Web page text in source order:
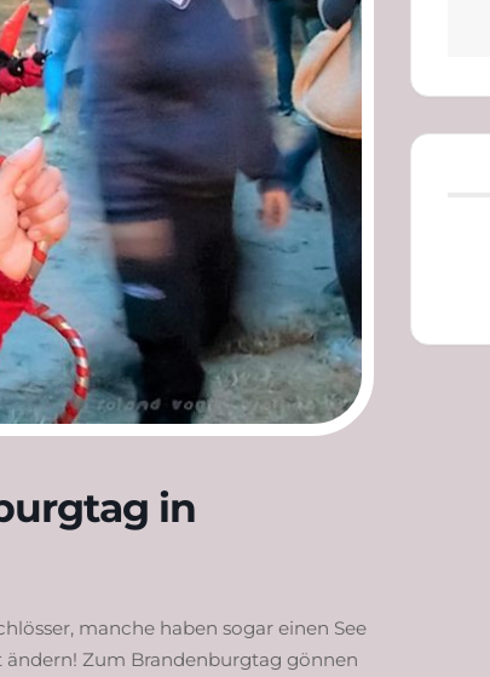
in
manche haben sogar einen See
ändern! Zum Brandenburgtag gönnen